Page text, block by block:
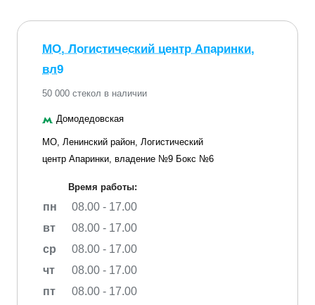
МО, Логистический центр Апаринки,
вл9
50 000 стекол в наличии
Домодедовская
МО, Ленинский район, Логистический
центр Апаринки, владение №9 Бокс №6
Время работы:
пн
08.00 - 17.00
вт
08.00 - 17.00
ср
08.00 - 17.00
чт
08.00 - 17.00
пт
08.00 - 17.00